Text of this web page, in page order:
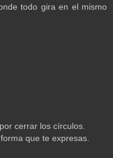
todo gira en el mismo
cerrar los círculos.
que te expresas.